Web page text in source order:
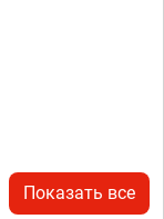
Показать все